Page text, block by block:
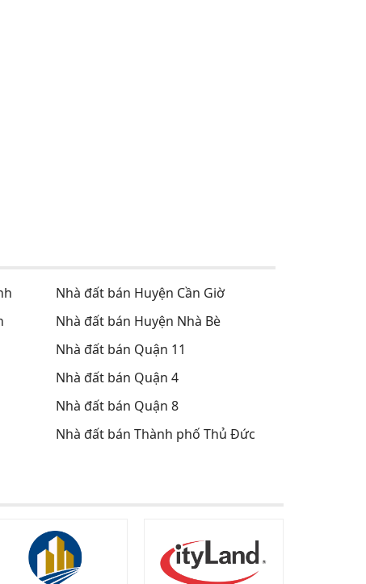
Nhà đất bán Huyện Cần Giờ
Nhà đất bán Huyện Nhà Bè
Nhà đất bán Quận 11
Nhà đất bán Quận 4
Nhà đất bán Quận 8
Nhà đất bán Thành phố Thủ Đức